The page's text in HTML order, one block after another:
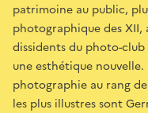
patrimoine au public,
photographique des XII,
dissidents du photo-
une esthétique nouvelle.
photographie au rang
les plus illustres sont